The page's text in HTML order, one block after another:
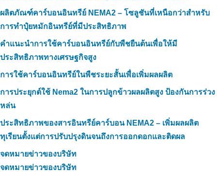
ผลิตภัณฑ์คาร์บอนอินทรีย์ NEMA2 – โซลูชันที่เหนือกว่าสำหรับ
การทำปุ๋ยหมักอินทรีย์ที่มีประสิทธิภาพ
คำแนะนำการใช้คาร์บอนอินทรีย์กับพืชยืนต้นเพื่อให้มี
ประสิทธิภาพทางเศรษฐกิจสูง
การใช้คาร์บอนอินทรีย์ในพืชระยะสั้นเพื่อเพิ่มผลผลิต
การประยุกต์ใช้ Nema2 ในการปลูกข้าวผลผลิตสูง ป้องกันการร่วง
หล่น
ประสิทธิภาพของสารอินทรีย์คาร์บอน NEMA2 – เพิ่มผลผลิต
ทุเรียนตั้งแต่การปรับปรุงดินจนถึงการออกดอกและติดผล
จดหมายข่าวของบริษัท
จดหมายข่าวของบริษัท